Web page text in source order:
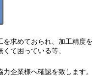
求めておられ、加工精度を
て困っている等、
企業様へ確認を致します。